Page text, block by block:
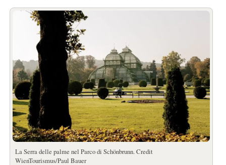
La Serra delle palme nel Parco di Schönbrunn. Credit
WienTourismus/Paul Bauer